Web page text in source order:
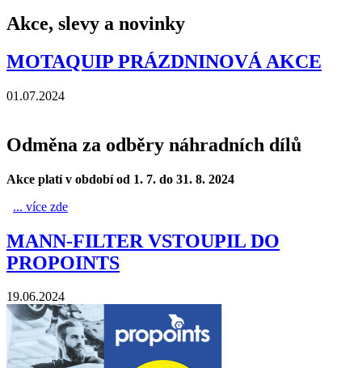
Jste zde
Akce, slevy a novinky
MOTAQUIP PRÁZDNINOVÁ AKCE
01.07.2024
Odměna za odběry náhradních dílů
Akce platí v období od 1. 7. do 31. 8. 2024
... více zde
MANN-FILTER VSTOUPIL DO
PROPOINTS
19.06.2024